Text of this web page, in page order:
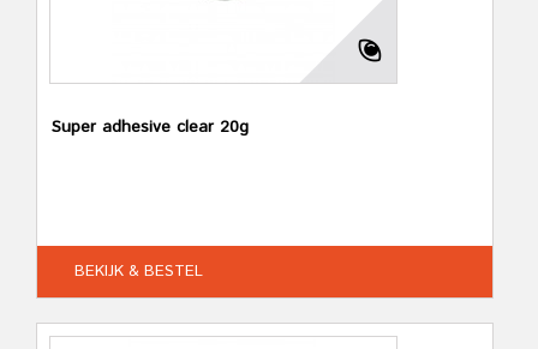
Super adhesive clear 20g
BEKIJK & BESTEL